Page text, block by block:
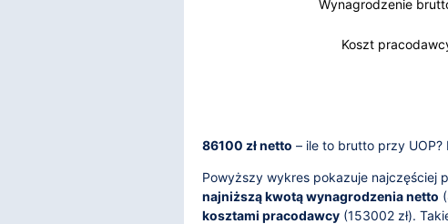
Wynagrodzenie
Wynagrodzenie
Koszt
-
86100 zł netto – ile to brutto przy
Powyższy wykres pokazuje najczęściej
najniższą kwotą wynagrodzenia netto (
kosztami pracodawcy (153002 zł).